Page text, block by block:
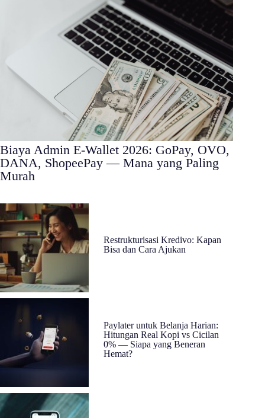
Biaya Admin E-Wallet 2026: GoPay, OVO,
DANA, ShopeePay — Mana yang Paling
Murah
Restrukturisasi Kredivo: Kapan
Bisa dan Cara Ajukan
Paylater untuk Belanja Harian:
Hitungan Real Kopi vs Cicilan
0% — Siapa yang Beneran
Hemat?